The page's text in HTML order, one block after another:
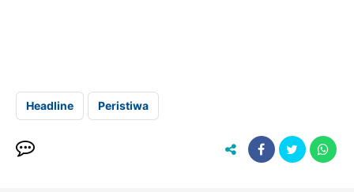
Headline Peristiwa